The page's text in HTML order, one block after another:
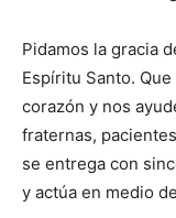
Pidamos la gracia
Espíritu Santo.
corazón y nos
fraternas,
se entrega con
y actúa en medio